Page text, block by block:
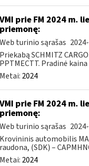
VMI prie FM 2024 m.
priemonę:
Web turinio sąrašas
Priekabą SCHMITZ
PPTMECTT. Pradinė
Metai: 2024
VMI prie FM 2024 m.
priemonę:
Web turinio sąrašas
Krovininis automobilis
raudona, (SDK) –
Metai: 2024